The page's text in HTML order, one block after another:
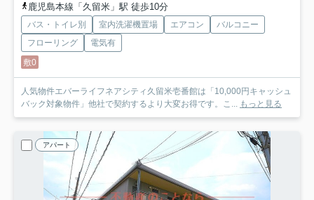
鹿児島本線「久留米」駅 徒歩10分
バス・トイレ別 室内洗濯機置場 エアコン
バルコニー
フローリング
電気有
敷0
人気物件エバーライフネアシティ久留米壱番館は「10,000円キャッシュ
バック対象物件」他社で契約するより大変お得です。こ...
もっと見る
アパート